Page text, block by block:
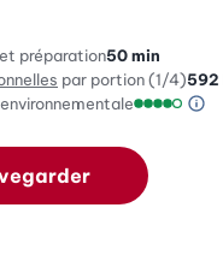
préparation50 min
par portion (1/4)592